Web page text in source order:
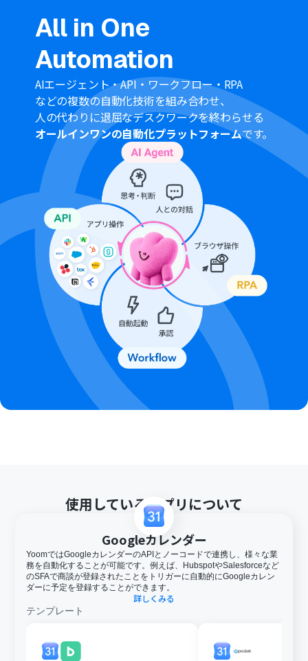
All in One
Automation
AIエージェント・API・ワークフロー・RPA
などの複数の自動化技術を組み合わせ、
人の代わりに退屈なデスクワークを終わらせる
オールインワンの自動化プラットフォームです。
使用しているアプリについて
Googleカレンダー
YoomではGoogleカレンダーのAPIとノーコードで連携し、様々な業
務を自動化することが可能です。例えば、HubspotやSalesforceなど
のSFAで商談が登録されたことをトリガーに自動的にGoogleカレン
ダーに予定を登録することができます。
詳しくみる
テンプレート